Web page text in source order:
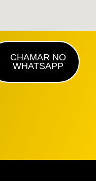
CHAMAR NO
WHATSAPP